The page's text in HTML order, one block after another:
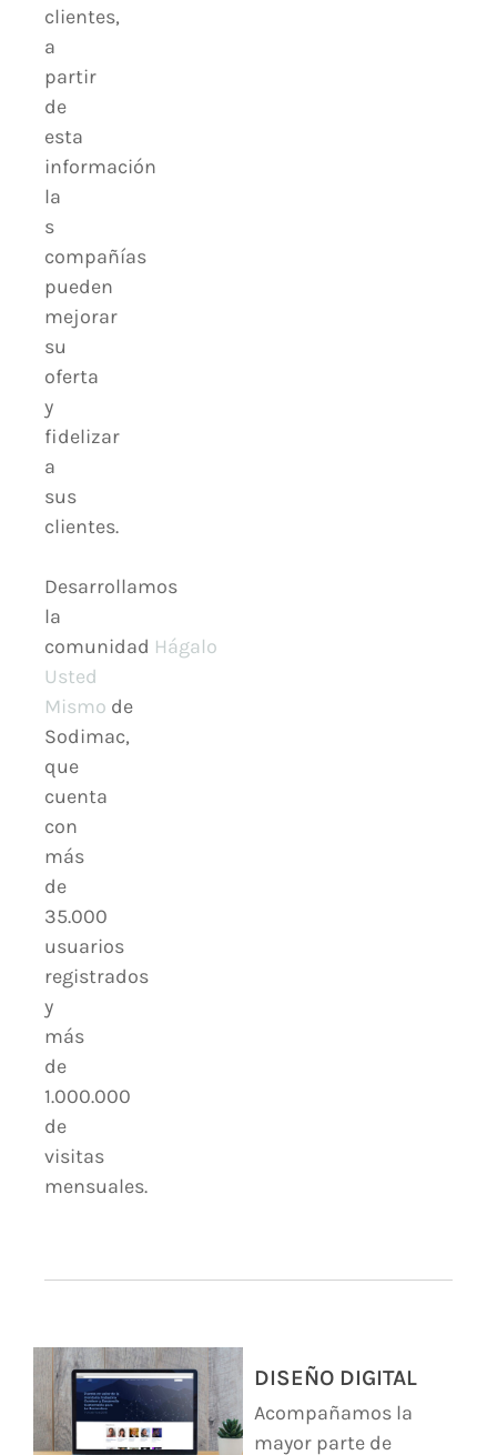
clientes,
a
partir
de
esta
información
la
s
compañías
pueden
mejorar
su
oferta
y
fidelizar
a
sus
clientes.
Desarrollamos
la
comunidad Hágalo
Usted
Mismo de
Sodimac,
que
cuenta
con
más
de
35.000
usuarios
registrados
y
más
de
1.000.000
de
visitas
mensuales.
DISEÑO DIGITAL
Acompañamos la
mayor parte de